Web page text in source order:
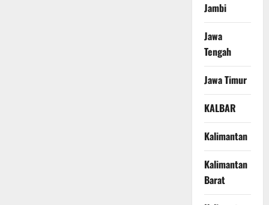
Jambi
Jawa
Tengah
Jawa Timur
KALBAR
Kalimantan
Kalimantan
Barat